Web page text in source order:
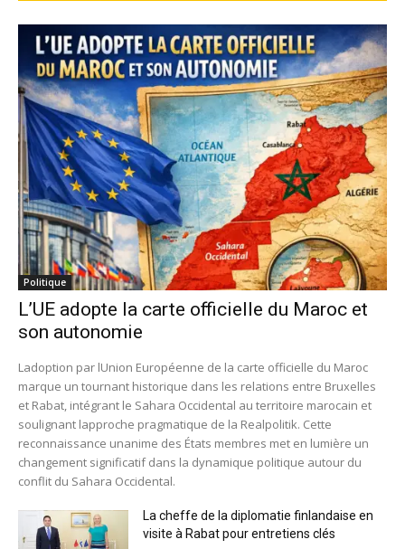
Politique
L’UE adopte la carte officielle du Maroc et
son autonomie
Ladoption par lUnion Européenne de la carte officielle du Maroc
marque un tournant historique dans les relations entre Bruxelles
et Rabat, intégrant le Sahara Occidental au territoire marocain et
soulignant lapproche pragmatique de la Realpolitik. Cette
reconnaissance unanime des États membres met en lumière un
changement significatif dans la dynamique politique autour du
conflit du Sahara Occidental.
La cheffe de la diplomatie finlandaise en
visite à Rabat pour entretiens clés